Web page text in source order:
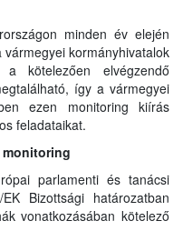
minden év elején
kormányhivatalok
a kötelezően elvégzendő
így a vármegyei
ezen monitoring kiírás
feladataikat.
monitoring
parlamenti és tanácsi
Bizottsági határozatban
vonatkozásában kötelező